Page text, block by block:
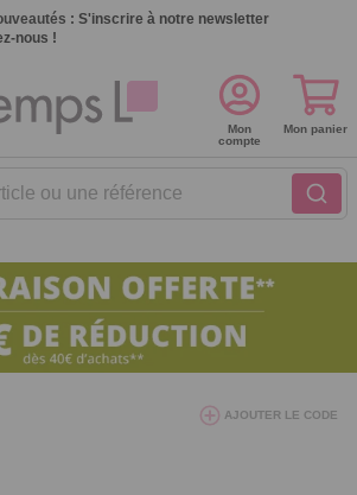
: S'inscrire à notre newsletter
nous !
ou une référence
Mon
compte
Mon panier
au 12/08/2026.
AJOUTER LE CODE